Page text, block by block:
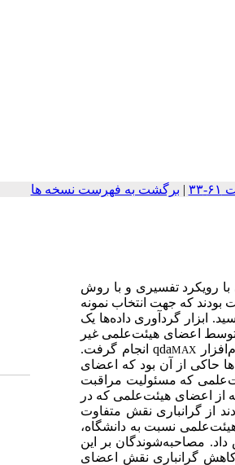
| برگشت به فهرست نسخه ها
رویکرد تفسیری و با روش
که جهت انتخاب نمونه
رسید. ابزار گرد‌آوری داده‌ها یک
توسط اعضای هیئت‌علمی غیر
MAX
qdaانجام گرفت.
‌ها حاکی از آن بود که اعضای
که مسئولیت مراقبت
از اعضای هیئت‌علمی که در
از گرانباری نقش متفاوت
نسبت به دانشگاه،
مصاحبه‌شوندگان بر این
کاهش گرانباری نقش اعضای